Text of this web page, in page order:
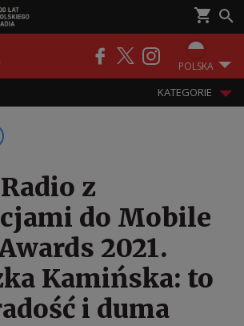
POLSKA
KATEGORIE
z
do Mobile
2021.
Kamińska: to
i duma